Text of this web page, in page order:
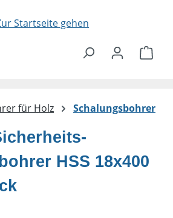
für Holz Schalungsbohrer
HSS 18x400